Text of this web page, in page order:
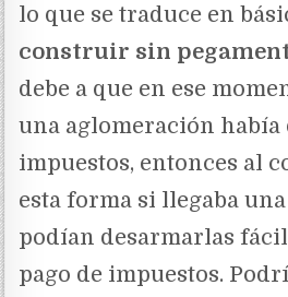
lo que se traduce en
construir sin
debe a que en ese
una aglomeración había
impuestos, entonces al
esta forma si llegaba
podían desarmarlas
pago de impuestos.